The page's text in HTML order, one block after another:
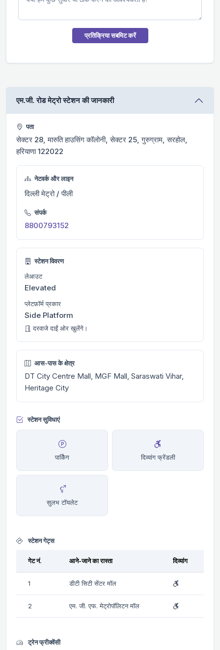
प्रतिक्रिया सबमिट करें
एम.जी. रोड मेट्रो स्टेशन की जानकारी
पता
सेक्टर 28, मारुति हाउसिंग कॉलोनी, सेक्टर 25, गुरुग्राम, सरहोल,
हरियाणा 122022
नेटवर्क और लाइन
दिल्ली मेट्रो / पीली
संपर्क
8800793152
स्टेशन विवरण
लेआउट
Elevated
प्लेटफ़ॉर्म प्रकार
Side Platform
दरवाजे दाईं ओर खुलेंगे।
आस-पास के क्षेत्र
DT City Centre Mall, MGF Mall, Saraswati Vihar,
Heritage City
स्टेशन सुविधाएं
पार्किंग दिव्यांग फ्रेंडली
सुलभ टॉयलेट
स्टेशन गेट्स
गेट नं. आने-जाने का रास्ता दिव्यांग
1 डीटी सिटी सेंटर मॉल
2 एम. जी. एफ. मेट्रोपॉलिटन मॉल
ट्रेन फ्रीक्वेंसी